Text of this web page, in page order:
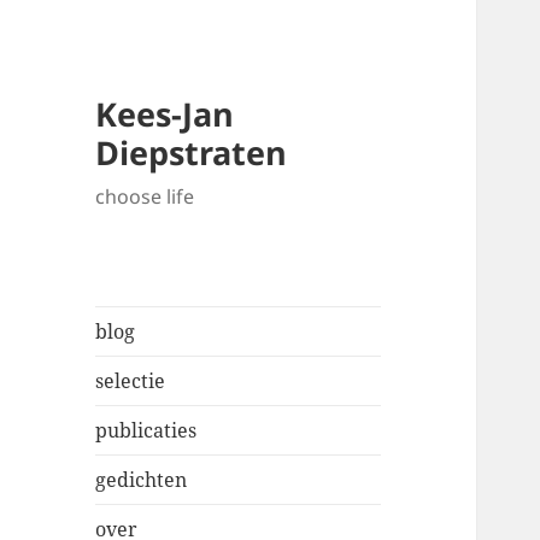
Kees-Jan
Diepstraten
choose life
blog
selectie
publicaties
gedichten
over